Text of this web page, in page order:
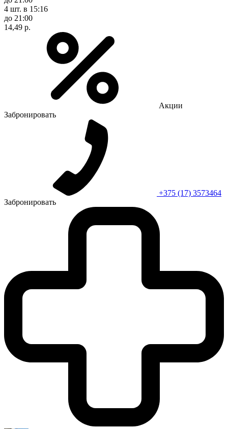
4 шт. в 15:16
до 21:00
14,49 р.
Акции
Забронировать
+375 (17) 3573464
Забронировать